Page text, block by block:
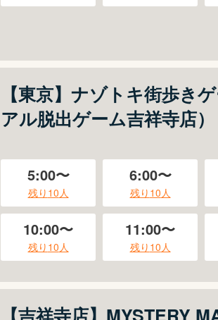
【東京】ナゾトキ街歩き
アル脱出ゲーム吉祥寺店）
5:00〜
残り 10人
6:00〜
残り 10人
10:00〜
残り 10人
11:00〜
残り 10人